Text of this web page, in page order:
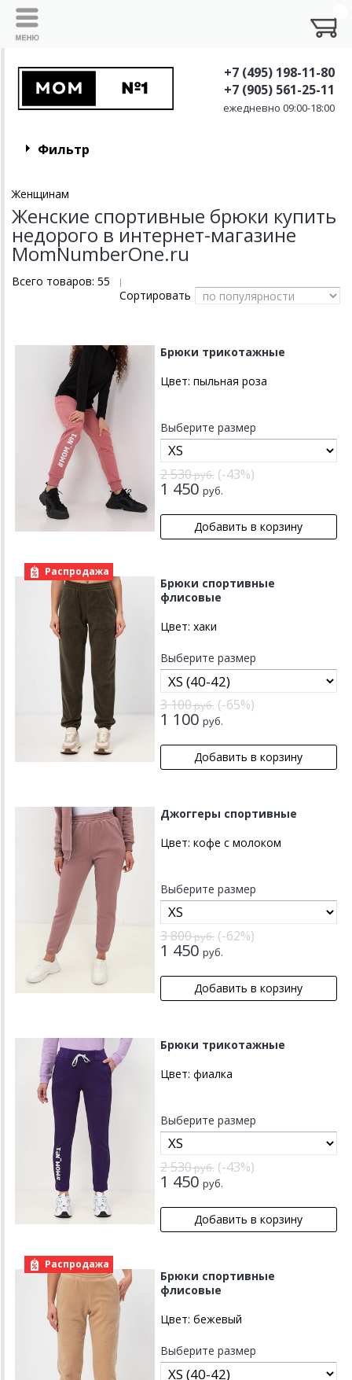
+7 (495) 198-11-80
+7 (905) 561-25-11
ежедневно 09:00-18:00
Фильтр
Женщинам
Женские спортивные брюки купить
недорого в интернет-магазине
MomNumberOne.ru
Всего товаров: 55 |
Сортировать
Брюки трикотажные
Цвет: пыльная роза
Выберите размер
2 530руб.(-43%)
1 450руб.
Распродажа
Брюки спортивные
флисовые
Цвет: хаки
Выберите размер
3 100руб.(-65%)
1 100 руб.
Джоггеры спортивные
Цвет: кофе с молоком
Выберите размер
3 800руб.(-62%)
1 450 руб.
Брюки трикотажные
Цвет: фиалка
Выберите размер
2 530руб.(-43%)
1 450руб.
Распродажа
Брюки спортивные
флисовые
Цвет: бежевый
Выберите размер